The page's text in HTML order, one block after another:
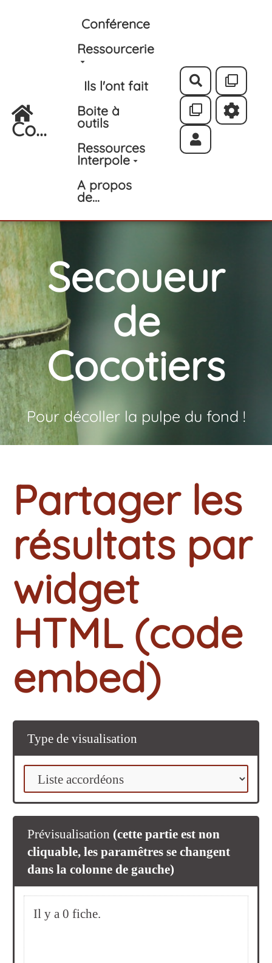
Aller au contenu principal
Co...
Conférence
Ressourcerie
Ils l'ont fait
Boite à
outils
Ressources
Interpole
A propos
de...
Rechercher
Secoueur
de
Cocotiers
Pour décoller la pulpe du fond !
Partager les
résultats par
widget
HTML (code
embed)
Type de visualisation
Prévisualisation (cette partie est non
cliquable, les paramêtres se changent
dans la colonne de gauche)